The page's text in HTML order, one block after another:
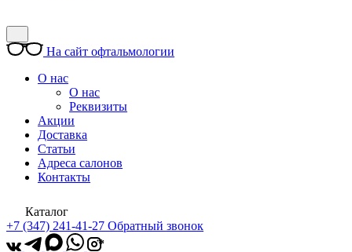
На сайт офтальмологии
О нас
О нас
Реквизиты
Акции
Доставка
Статьи
Адреса салонов
Контакты
Каталог
+7 (347) 241-41-27 Обратный звонок
*